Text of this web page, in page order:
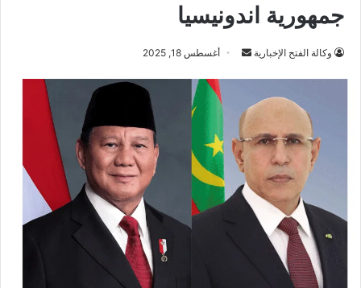
جمهورية اندونيسيا
وكالة الفتح الإخبارية
أرسل
إلكترونيا
أغسطس 18, 2025